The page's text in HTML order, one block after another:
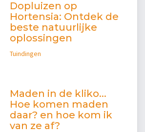
Dopluizen op
Hortensia: Ontdek de
beste natuurlijke
oplossingen
Tuindingen
Maden in de kliko...
Hoe komen maden
daar? en hoe kom ik
van ze af?